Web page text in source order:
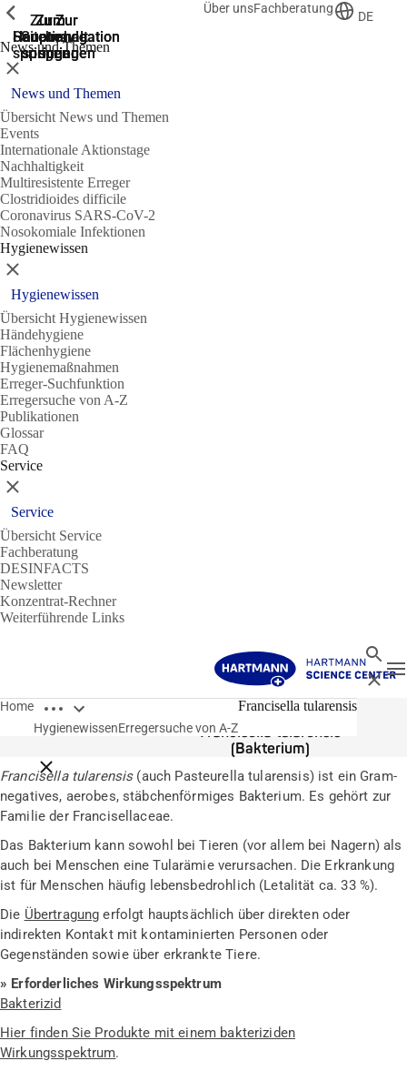
Zur
Suche
springen
Zur
Hauptnavigation
springen
Zur
Hauptnavigation
springen
Zum
Hauptinhalt
springen
Zum
Seitenende
springen
Über unsFachberatung
DE
News und Themen
Zeige vorherige
Schließen
News und Themen
Übersicht News und Themen
Events
Internationale Aktionstage
Nachhaltigkeit
Multiresistente Erreger
Clostridioides difficile
Coronavirus SARS-CoV-2
Nosokomiale Infektionen
Hygienewissen
Zeige vorherige
Schließen
Hygienewissen
Übersicht Hygienewissen
Händehygiene
Flächenhygiene
Hygienemaßnahmen
Erreger-Suchfunktion
Erregersuche von A-Z
Publikationen
Glossar
FAQ
Service
Zeige vorherige
Schließen
Service
Übersicht Service
Fachberatung
DESINFACTS
Newsletter
Konzentrat-Rechner
Weiterführende Links
Suche
Home Breadcrumbs öffnen
Breadcrumbs schließen
HygienewissenErregersuche von A-Z
Francisella tularensis
Erreger
Francisella tularensis
(Bakterium)
Francisella tularensis(auch Pasteurella tularensis) ist ein Gram-
negatives, aerobes, stäbchenförmiges Bakterium. Es gehört zur
Familie der Francisellaceae.
Das Bakterium kann sowohl bei Tieren (vor allem bei Nagern) als
auch bei Menschen eine Tularämie verursachen. Die Erkrankung
ist für Menschen häufig lebensbedrohlich (Letalität ca. 33 %).
Die Übertragung erfolgt hauptsächlich über direkten oder
indirekten Kontakt mit kontaminierten Personen oder
Gegenständen sowie über erkrankte Tiere.
» Erforderliches Wirkungsspektrum
Bakterizid
Hier finden Sie Produkte mit einem bakteriziden
Wirkungsspektrum.